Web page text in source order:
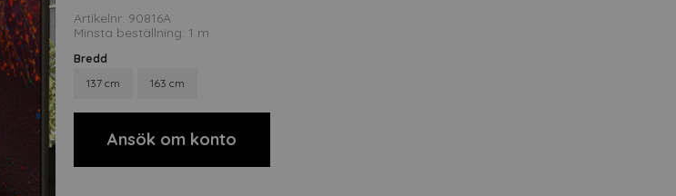
Artikelnr: 90816A
Minsta beställning: 1 m
Bredd
137 cm
163 cm
Ansök om konto